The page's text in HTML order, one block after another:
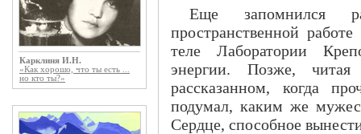
Карклиня И.Н.
«Как хорошо, что ты есть ...
но кто ты?»
Еще запомнился
пространственной
теле Лаборатории
энергии. Позже,
рассказанном, когда
подумал, каким же
Сердце, способное